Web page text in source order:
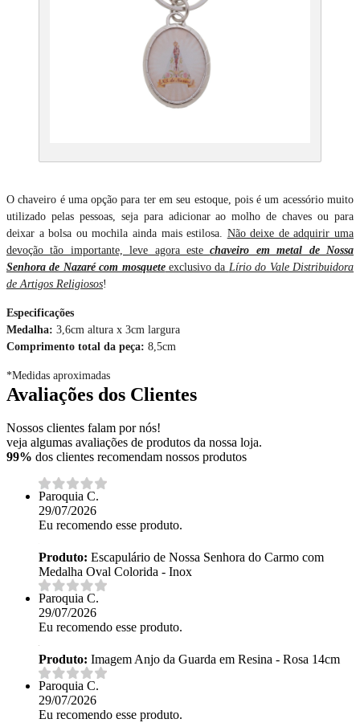
O chaveiro é uma opção para ter em seu estoque, pois é um acessório muito
utilizado pelas pessoas, seja para adicionar ao molho de chaves ou para
deixar a bolsa ou mochila ainda mais estilosa. Não deixe de adquirir uma
devoção tão importante, leve agora estechaveiro em metal de Nossa
Senhora de Nazaré com mosqueteexclusivo da Lírio do Vale Distribuidora
de Artigos Religiosos!
Especificações
Medalha: 3,6cm altura x 3cm largura
Comprimento total da peça: 8,5cm
*Medidas aproximadas
Avaliações dos Clientes
Nossos clientes falam por nós!
veja algumas avaliações de produtos da nossa loja.
99% dos clientes recomendam nossos produtos
Paroquia C.
29/07/2026
Eu recomendo esse produto.
Produto: Escapulário de Nossa Senhora do Carmo com
Medalha Oval Colorida - Inox
Paroquia C.
29/07/2026
Eu recomendo esse produto.
Produto: Imagem Anjo da Guarda em Resina - Rosa 14cm
Paroquia C.
29/07/2026
Eu recomendo esse produto.